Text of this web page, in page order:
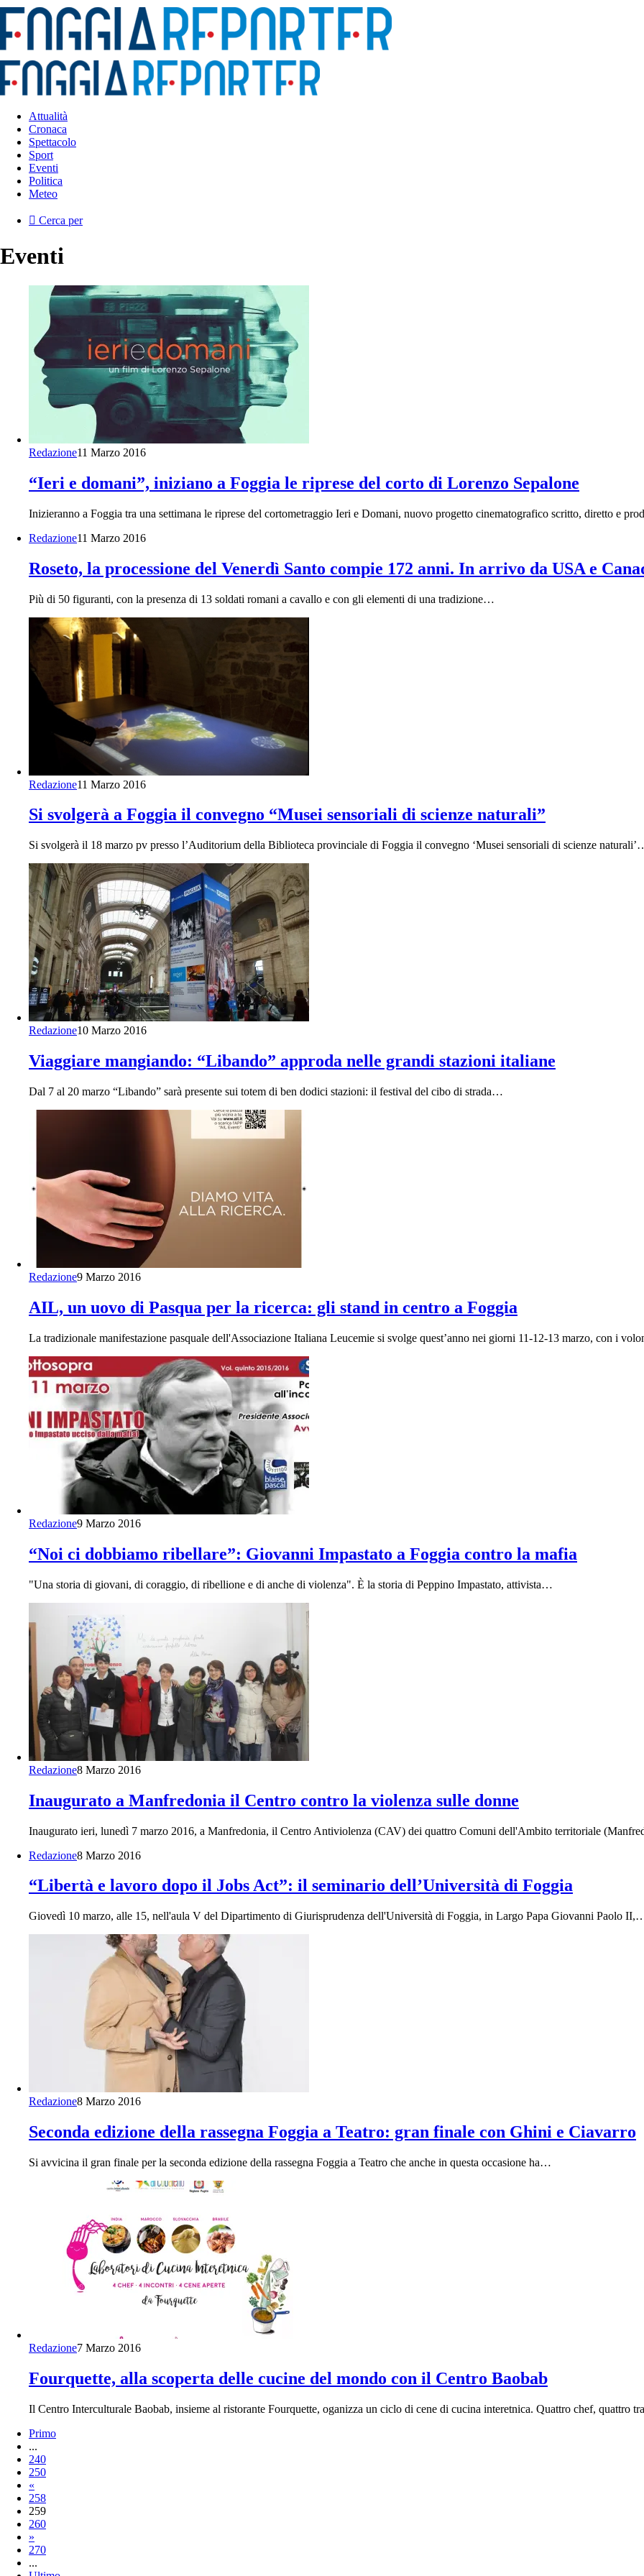
Attualità
Cronaca
Spettacolo
Sport
Eventi
Politica
Meteo
Cerca per
Eventi
Redazione11 Marzo 2016
“Ieri e domani”, iniziano a Foggia le riprese del corto di Lorenzo Sepalone
Inizieranno a Foggia tra una settimana le riprese del cortometraggio Ieri e Domani, nuovo progetto cinematografico scritto, diretto e
Redazione11 Marzo 2016
Roseto, la processione del Venerdì Santo compie 172 anni. In arrivo da USA e
Più di 50 figuranti, con la presenza di 13 soldati romani a cavallo e con gli elementi di una tradizione…
Redazione11 Marzo 2016
Si svolgerà a Foggia il convegno “Musei sensoriali di scienze naturali”
Si svolgerà il 18 marzo pv presso l’Auditorium della Biblioteca provinciale di Foggia il convegno ‘Musei sensoriali di scienze
Redazione10 Marzo 2016
Viaggiare mangiando: “Libando” approda nelle grandi stazioni italiane
Dal 7 al 20 marzo “Libando” sarà presente sui totem di ben dodici stazioni: il festival del cibo di strada…
Redazione9 Marzo 2016
AIL, un uovo di Pasqua per la ricerca: gli stand in centro a Foggia
La tradizionale manifestazione pasquale dell'Associazione Italiana Leucemie si svolge quest’anno nei giorni 11-12-13 marzo, con i
Redazione9 Marzo 2016
“Noi ci dobbiamo ribellare”: Giovanni Impastato a Foggia contro la mafia
"Una storia di giovani, di coraggio, di ribellione e di anche di violenza". È la storia di Peppino Impastato, attivista…
Redazione8 Marzo 2016
Inaugurato a Manfredonia il Centro contro la violenza sulle donne
Inaugurato ieri, lunedì 7 marzo 2016, a Manfredonia, il Centro Antiviolenza (CAV) dei quattro Comuni dell'Ambito territoriale
Redazione8 Marzo 2016
“Libertà e lavoro dopo il Jobs Act”: il seminario dell’Università di Foggia
Giovedì 10 marzo, alle 15, nell'aula V del Dipartimento di Giurisprudenza dell'Università di Foggia, in Largo Papa Giovanni Paolo
Redazione8 Marzo 2016
Seconda edizione della rassegna Foggia a Teatro: gran finale con Ghini e Ciavarro
Si avvicina il gran finale per la seconda edizione della rassegna Foggia a Teatro che anche in questa occasione ha…
Redazione7 Marzo 2016
Fourquette, alla scoperta delle cucine del mondo con il Centro Baobab
Il Centro Interculturale Baobab, insieme al ristorante Fourquette, oganizza un ciclo di cene di cucina interetnica. Quattro chef, quattro
Primo
...
240
250
«
258
259
260
»
270
...